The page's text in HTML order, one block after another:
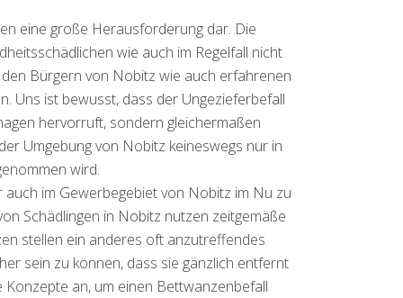
eine große Herausforderung dar. Die
wie auch im Regelfall nicht
Bürgern von Nobitz wie auch erfahrenen
Uns ist bewusst, dass der Ungezieferbefall
hervorruft, sondern gleichermaßen
Umgebung von Nobitz keineswegs nur in
wird.
im Gewerbegebiet von Nobitz im Nu zu
Schädlingen in Nobitz nutzen zeitgemäße
stellen ein anderes oft anzutreffendes
sein zu können, dass sie gänzlich entfernt
an, um einen Bettwanzenbefall